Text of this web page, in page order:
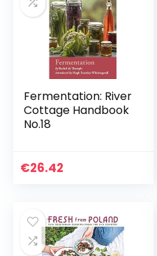
Fermentation: River
Cottage Handbook
No.18
€26.42